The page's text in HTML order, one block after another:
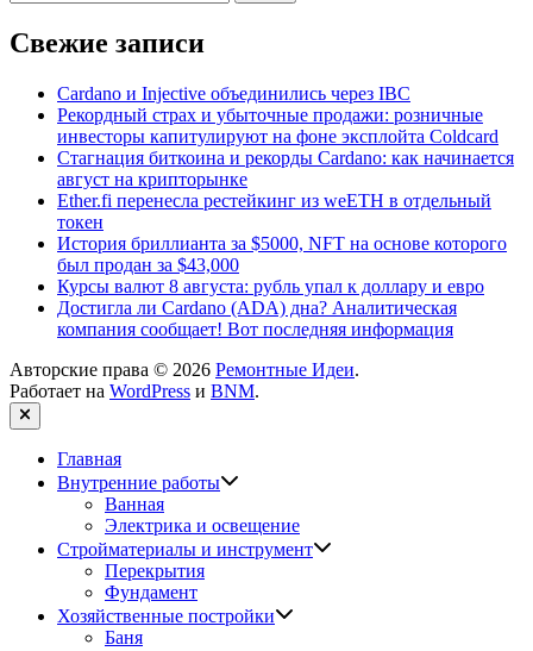
Свежие записи
Cardano и Injective объединились через IBC
Рекордный страх и убыточные продажи: розничные
инвесторы капитулируют на фоне эксплойта Coldcard
Стагнация биткоина и рекорды Cardano: как начинается
август на крипторынке
Ether.fi перенесла рестейкинг из weETH в отдельный
токен
История бриллианта за $5000, NFT на основе которого
был продан за $43,000
Курсы валют 8 августа: рубль упал к доллару и евро
Достигла ли Cardano (ADA) дна? Аналитическая
компания сообщает! Вот последняя информация
Авторские права © 2026 Ремонтные Идеи.
Работает на WordPress и BNM.
Закрыть
Главная
Внутренние работы
Ванная
Электрика и освещение
Стройматериалы и инструмент
Перекрытия
Фундамент
Хозяйственные постройки
Баня